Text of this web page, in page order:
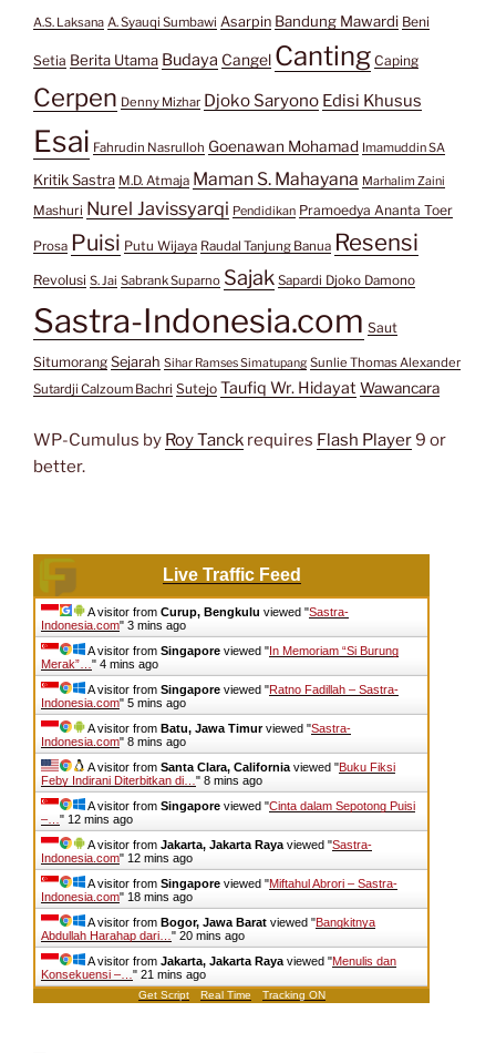
A.S. Laksana A. Syauqi Sumbawi Asarpin Bandung Mawardi Beni
Setia Berita Utama Budaya Cangel Canting Caping
Cerpen Denny Mizhar Djoko Saryono Edisi Khusus
Esai Fahrudin Nasrulloh Goenawan Mohamad Imamuddin SA
Kritik Sastra M.D. Atmaja Maman S. Mahayana Marhalim Zaini
Mashuri Nurel Javissyarqi Pendidikan Pramoedya Ananta Toer
Prosa Puisi Putu Wijaya Raudal Tanjung Banua Resensi
Revolusi S. Jai Sabrank Suparno Sajak Sapardi Djoko Damono
Sastra-Indonesia.com Saut
Situmorang Sejarah Sihar Ramses Simatupang Sunlie Thomas Alexander
Sutardji Calzoum Bachri Sutejo Taufiq Wr. Hidayat Wawancara
WP-Cumulus by Roy Tanck requires Flash Player9 or
better.
Live Traffic Feed
A visitor from Curup, Bengkulu viewed "Sastra-
Indonesia.com" 3 mins ago
A visitor from Singapore viewed " In Memoriam “Si Burung
Merak”… " 4 mins ago
A visitor from Singapore viewed "Ratno Fadillah – Sastra-
Indonesia.com" 5 mins ago
A visitor from Batu, Jawa Timurviewed "Sastra-
Indonesia.com" 8 mins ago
A visitor from Santa Clara, California viewed "Buku Fiksi
Feby Indirani Diterbitkan di… " 8 mins ago
A visitor from Singapore viewed "Cinta dalam Sepotong Puisi
–… " 12 mins ago
A visitor from Jakarta, Jakarta Raya viewed "Sastra-
Indonesia.com" 12 mins ago
A visitor from Singapore viewed "Miftahul Abrori – Sastra-
Indonesia.com" 18 mins ago
A visitor from Bogor, Jawa Barat viewed "Bangkitnya
Abdullah Harahap dari… " 20 mins ago
A visitor from Jakarta, Jakarta Raya viewed "Menulis dan
Konsekuensi –… " 21 mins ago
Get Script Real Time Tracking ON